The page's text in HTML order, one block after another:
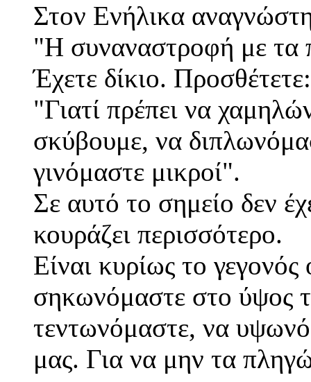
Στον Ενήλικα
"Η συναναστροφή με τα
Έχετε δίκιο. Προσθέτετε:
"Γιατί πρέπει να
σκύβουμε, να
γινόμαστε μικροί".
Σε αυτό το σημείο δεν
κουράζει περισσότερο.
Είναι κυρίως το
σηκωνόμαστε στο ύψος
τεντωνόμαστε, να
μας. Για να μην τα